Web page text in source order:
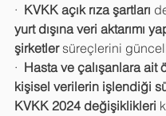
· KVKK açık rıza şartları
yurt dışına veri aktarımı
şirketler süreçlerini
· Hasta ve çalışanlara ait
kişisel verilerin işlendiği
KVKK 2024 değişiklikleri